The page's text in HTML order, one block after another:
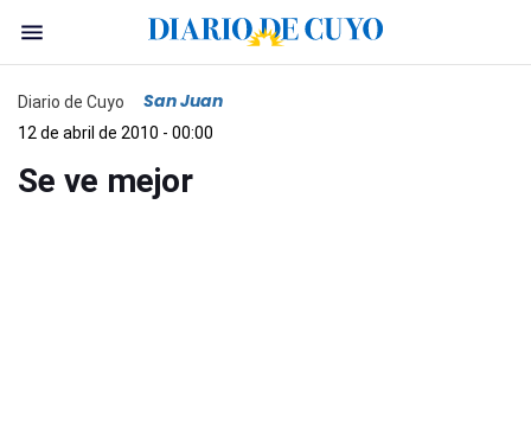
Diario de Cuyo San Juan
12 de abril de 2010 - 00:00
Se ve mejor